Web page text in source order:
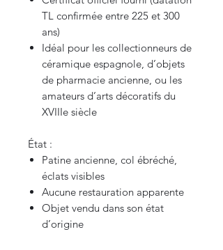
TL confirmée entre 225 et 300
ans)
Idéal pour les collectionneurs de
céramique espagnole, d’objets
de pharmacie ancienne, ou les
amateurs d’arts décoratifs du
XVIIIe siècle
État :
Patine ancienne, col ébréché,
éclats visibles
Aucune restauration apparente
Objet vendu dans son état
d’origine